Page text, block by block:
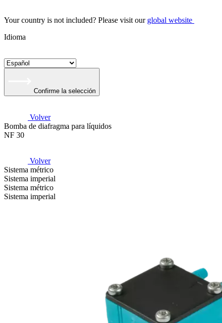
Your country is not included? Please visit our global website
Idioma
Confirme la selección
Volver
Bomba de diafragma para líquidos
NF 30
Volver
Sistema métrico
Sistema imperial
Sistema métrico
Sistema imperial